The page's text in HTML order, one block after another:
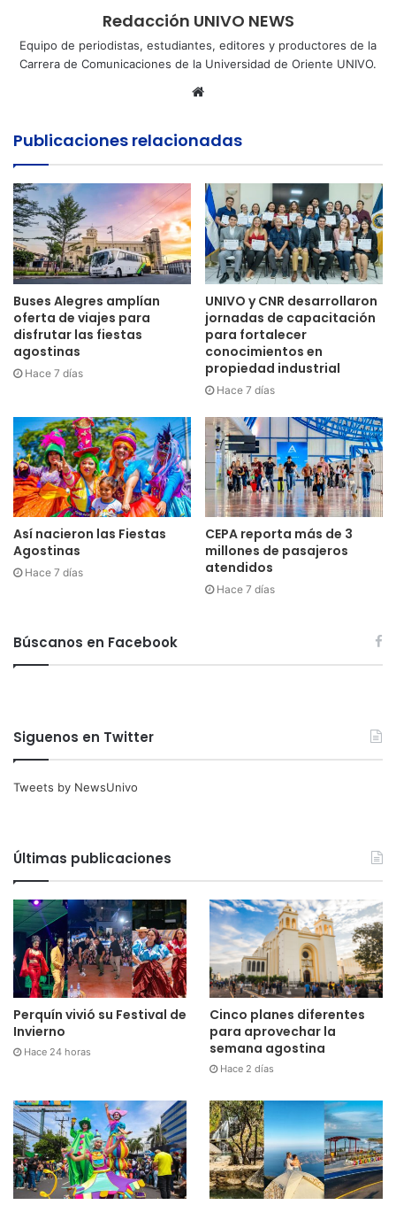
Redacción UNIVO NEWS
Equipo de periodistas, estudiantes, editores y productores de la
Carrera de Comunicaciones de la Universidad de Oriente UNIVO.
Sitio
Publicaciones relacionadas
Buses Alegres amplían
oferta de viajes para
disfrutar las fiestas
agostinas
Hace 7 días
UNIVO y CNR desarrollaron
jornadas de capacitación
para fortalecer
conocimientos en
propiedad industrial
Hace 7 días
Así nacieron las Fiestas
Agostinas
Hace 7 días
CEPA reporta más de 3
millones de pasajeros
atendidos
Hace 7 días
Búscanos en Facebook
Siguenos en Twitter
Tweets by NewsUnivo
Últimas publicaciones
Perquín vivió su Festival de
Invierno
Hace 24 horas
Cinco planes diferentes
para aprovechar la
semana agostina
Hace 2 días